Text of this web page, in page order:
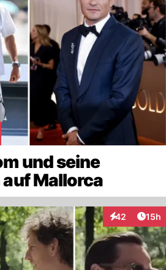
und seine
Mallorca
42
Interaktionen
15h